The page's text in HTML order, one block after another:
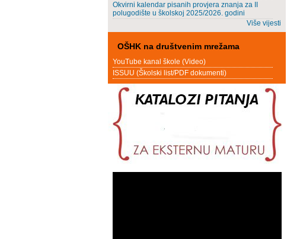
Okvirni kalendar pisanih provjera znanja za II
polugodište u školskoj 2025/2026. godini
Više vijesti
OŠHK na društvenim mrežama
YouTube kanal škole (Video)
ISSUU (Školski list/PDF dokumenti)